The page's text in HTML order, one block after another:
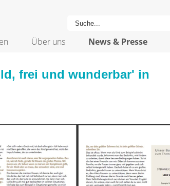
Über uns News & Presse
frei und wunderbar' in